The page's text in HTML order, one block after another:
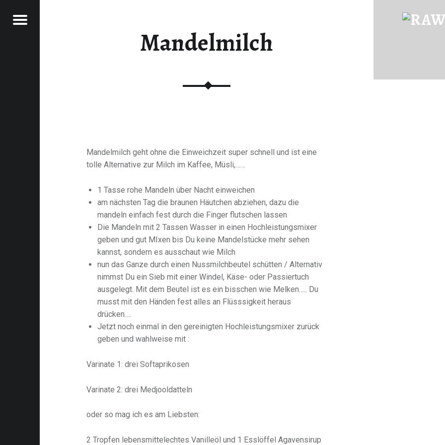
Menu
Mandelmilch
Mandelmilch geht ohne die Einweichzeit super schnell und ist eine
tolle Alternative zur Milch im Kaffee, Müsli,……
1 Tasse rohe Mandeln über Nacht einweichen
am nächsten Tag die braunen Häutchen abziehen, dazu die
mandeln einfach fest durch die Finger flutschen lassen
Die Mandeln mit 2 Tassen Wasser in einen Hochleistungsmixer
geben und gut MIxen bis Du keine Mandelstücke mehr sehen
kannst, sondern es ausschaut wie Milch
nun das Ganze durch einen Nussmilchbeutel schütten / Alternativ
nimmst Du ein Sieb mit einer Windel, Käse- oder Passiertuch
ausgelegt. Mit dem Beutel ist es ein bisschen wie Melken….. Du
musst mit den Händen fest alles an Flüsssigkeit heraus
drücken….
Jetzt noch einmal in den gereinigten Hochleistungsmixer zurück
geben und wahlweise mit :
Varinate 1: drei Softaprikosen
Varinate 2: drei Medjooldatteln
oder so mag ich es am Liebsten:
2 Tropfen lebensmittelechtes Vanilleöl und 1 Esslöffel Agavensirup